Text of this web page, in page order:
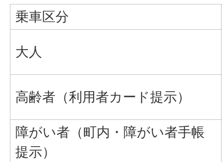
乗車区分
大人
高齢者（利用者カード提示）
障がい者（町内・障がい者手帳
提示）